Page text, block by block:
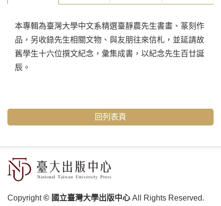
本專輯為臺灣大學中文系精選臺靜農先生書畫、篆刻作
品，另收錄先生相關文物、與友朋往來信札，並延請故
舊學生十六位撰文紀念，彙集成書，以紀念先生百廿誕
辰。
回列表頁
Copyright© 國立臺灣大學出版中心 All Rights Reserved.